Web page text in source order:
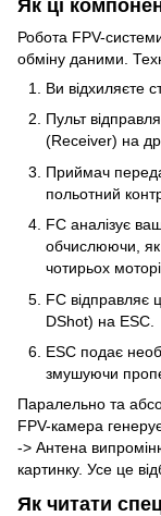
Як ці
Робота FPV-
обміну даними.
Ви відхиляєте
Пульт
(Receiver) на
Приймач
польотний
FC аналізує
обчислюючи, як
чотирьох
FC відправляє
DShot) на ESC.
ESC подає
змушуючи
Паралельно та
FPV-камера
-> Антена
картинку. Усе це
Як читати